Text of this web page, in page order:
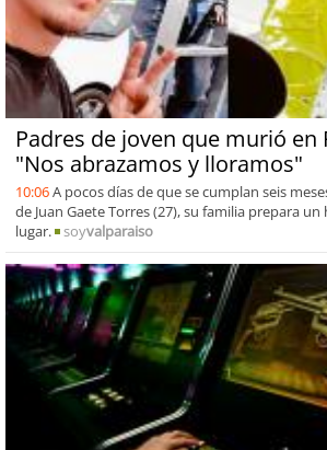
Padres de joven que murió en
"Nos abrazamos y lloramos"
10:06A pocos días de que se cumplan seis
de Juan Gaete Torres (27), su familia prepara
lugar.
soyvalparaiso